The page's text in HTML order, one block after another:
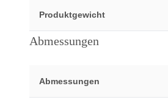
Produktgewicht
Abmessungen
Abmessungen